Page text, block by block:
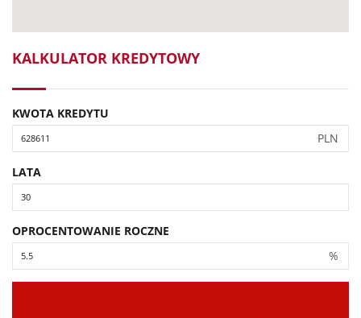
KALKULATOR KREDYTOWY
KWOTA KREDYTU
PLN
LATA
OPROCENTOWANIE ROCZNE
%